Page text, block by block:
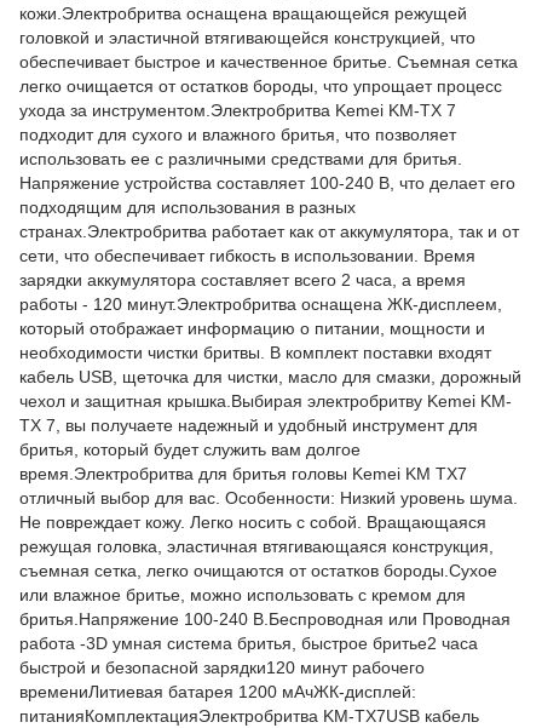
кожи.Электробритва оснащена вращающейся режущей
головкой и эластичной втягивающейся конструкцией, что
обеспечивает быстрое и качественное бритье. Съемная сетка
легко очищается от остатков бороды, что упрощает процесс
ухода за инструментом.Электробритва Kemei KM-TX 7
подходит для сухого и влажного бритья, что позволяет
использовать ее с различными средствами для бритья.
Напряжение устройства составляет 100-240 В, что делает его
подходящим для использования в разных
странах.Электробритва работает как от аккумулятора, так и от
сети, что обеспечивает гибкость в использовании. Время
зарядки аккумулятора составляет всего 2 часа, а время
работы - 120 минут.Электробритва оснащена ЖК-дисплеем,
который отображает информацию о питании, мощности и
необходимости чистки бритвы. В комплект поставки входят
кабель USB, щеточка для чистки, масло для смазки, дорожный
чехол и защитная крышка.Выбирая электробритву Kemei KM-
TX 7, вы получаете надежный и удобный инструмент для
бритья, который будет служить вам долгое
время.Электробритва для бритья головы Kemei KM TX7
отличный выбор для вас. Особенности: Низкий уровень шума.
Не повреждает кожу. Легко носить с собой. Вращающаяся
режущая головка, эластичная втягивающаяся конструкция,
съемная сетка, легко очищаются от остатков бороды.Сухое
или влажное бритье, можно использовать с кремом для
бритья.Напряжение 100-240 В.Беспроводная или Проводная
работа -3D умная система бритья, быстрое бритье2 часа
быстрой и безопасной зарядки120 минут рабочего
времениЛитиевая батарея 1200 мАчЖК-дисплей:
питанияКомплектацияЭлектробритва KM-TX7USB кабель